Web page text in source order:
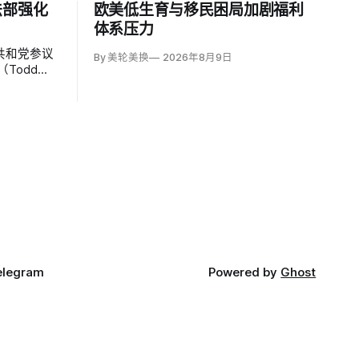
强化
和党参议
Todd
欧美低生育与移民困局加剧福利
体系压力
By 美轮美换 2026年8月9日
Powered by Ghost